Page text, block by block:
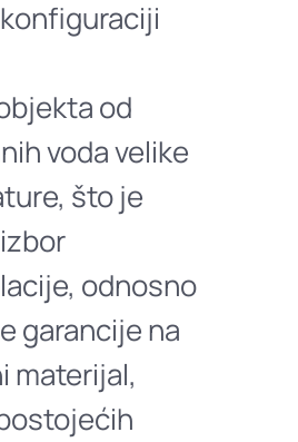
od
voda velike
što je
odnosno
garancije na
materijal,